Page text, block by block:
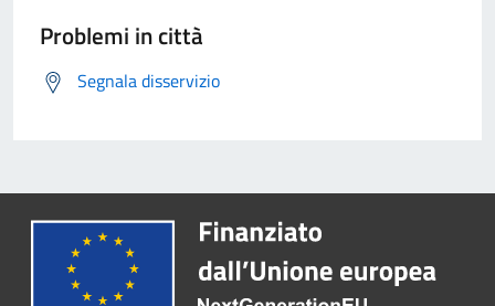
Problemi in città
Segnala disservizio